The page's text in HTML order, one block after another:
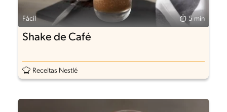
Fácil 5 min
Shake de Café
Receitas Nestlé